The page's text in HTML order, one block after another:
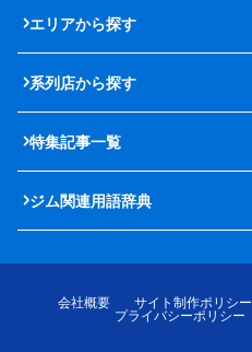
エリアから探す
系列店から探す
特集記事一覧
ジム関連用語辞典
会社概要 サイト制作ポリシー
プライバシーポリシー